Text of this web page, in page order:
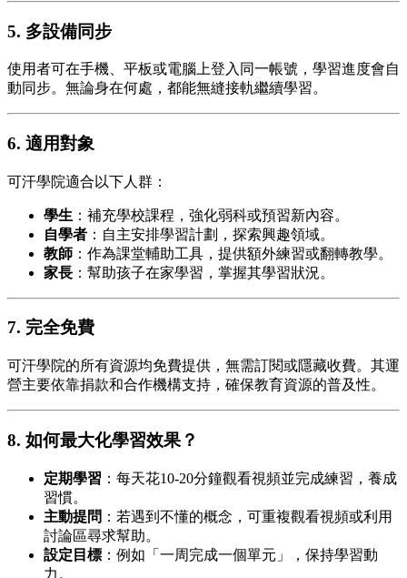
5. 多設備同步
使用者可在手機、平板或電腦上登入同一帳號，學習進度會自
動同步。無論身在何處，都能無縫接軌繼續學習。
6. 適用對象
可汗學院適合以下人群：
學生 ：補充學校課程，強化弱科或預習新內容。
自學者 ：自主安排學習計劃，探索興趣領域。
教師 ：作為課堂輔助工具，提供額外練習或翻轉教學。
家長 ：幫助孩子在家學習，掌握其學習狀況。
7. 完全免費
可汗學院的所有資源均免費提供，無需訂閱或隱藏收費。其運
營主要依靠捐款和合作機構支持，確保教育資源的普及性。
8. 如何最大化學習效果？
定期學習 ：每天花10-20分鐘觀看視頻並完成練習，養成
習慣。
主動提問 ：若遇到不懂的概念，可重複觀看視頻或利用
討論區尋求幫助。
設定目標 ：例如「一周完成一個單元」，保持學習動
力。